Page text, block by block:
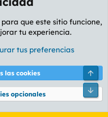
Política de privacidad Ayuda
2026 XenForo Ltd.
que este sitio funcione,
tu experiencia.
tus preferencias
las cookies
opcionales
Pie